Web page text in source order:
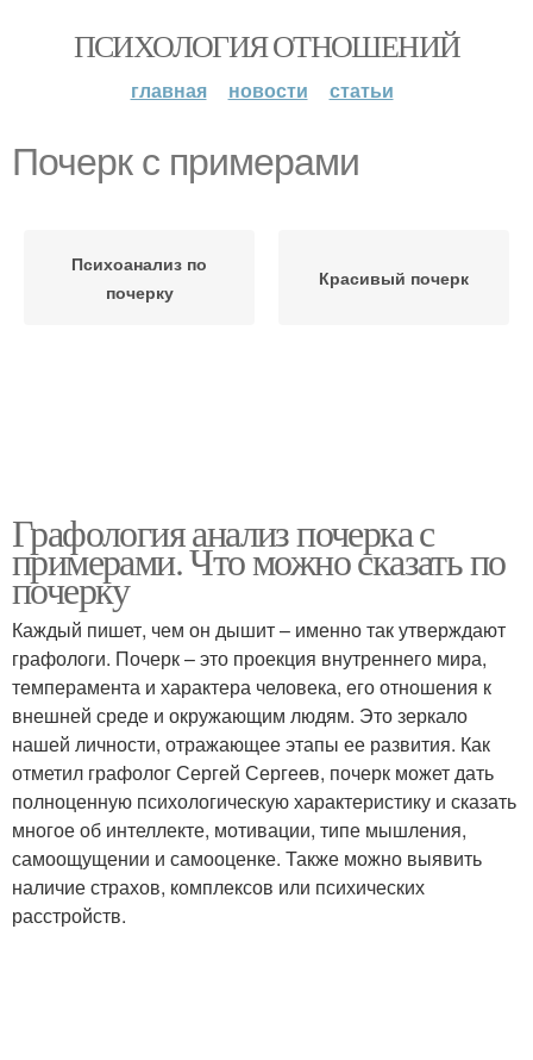
ПСИХОЛОГИЯ ОТНОШЕНИЙ
главная новости статьи
Почерк с примерами
Психоанализ по
почерку
Красивый почерк
Графология анализ почерка с
примерами. Что можно сказать по
почерку
Каждый пишет, чем он дышит – именно так утверждают
графологи. Почерк – это проекция внутреннего мира,
темперамента и характера человека, его отношения к
внешней среде и окружающим людям. Это зеркало
нашей личности, отражающее этапы ее развития. Как
отметил графолог Сергей Сергеев, почерк может дать
полноценную психологическую характеристику и сказать
многое об интеллекте, мотивации, типе мышления,
самоощущении и самооценке. Также можно выявить
наличие страхов, комплексов или психических
расстройств.